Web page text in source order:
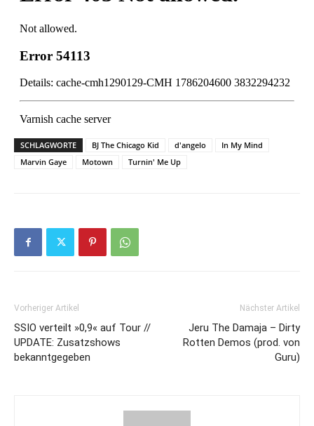
SCHLAGWORTE BJ The Chicago Kid d'angelo
In My Mind
Marvin Gaye
Motown Turnin' Me Up
Vorheriger Artikel
SSIO verteilt »0,9« auf Tour //
UPDATE: Zusatzshows
bekanntgegeben
Nächster Artikel
Jeru The Damaja – Dirty
Rotten Demos (prod. von
Guru)